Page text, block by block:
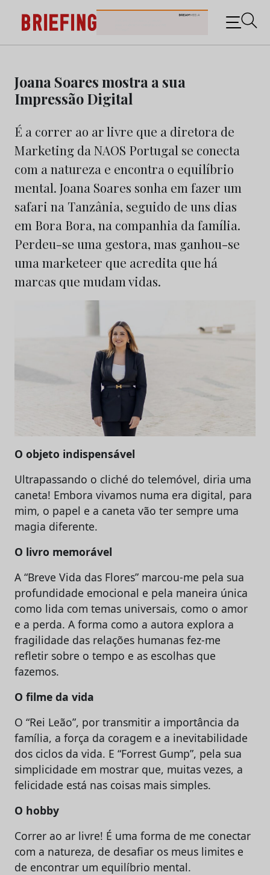
content
Briefing: Todas as notícias sobre os negócios do
Marketing e da Publicidade
Joana Soares mostra a sua
Impressão Digital
É a correr ao ar livre que a diretora de
Marketing da NAOS Portugal se conecta
com a natureza e encontra o equilíbrio
mental. Joana Soares sonha em fazer um
safari na Tanzânia, seguido de uns dias
em Bora Bora, na companhia da família.
Perdeu-se uma gestora, mas ganhou-se
uma marketeer que acredita que há
marcas que mudam vidas.
O objeto indispensável
Ultrapassando o cliché do telemóvel, diria uma
caneta! Embora vivamos numa era digital, para
mim, o papel e a caneta vão ter sempre uma
magia diferente.
O livro memorável
A “Breve Vida das Flores” marcou-me pela sua
profundidade emocional e pela maneira única
como lida com temas universais, como o amor
e a perda. A forma como a autora explora a
fragilidade das relações humanas fez-me
refletir sobre o tempo e as escolhas que
fazemos.
O filme da vida
O “Rei Leão”, por transmitir a importância da
família, a força da coragem e a inevitabilidade
dos ciclos da vida. E “Forrest Gump”, pela sua
simplicidade em mostrar que, muitas vezes, a
felicidade está nas coisas mais simples.
O hobby
Correr ao ar livre! É uma forma de me conectar
com a natureza, de desafiar os meus limites e
de encontrar um equilíbrio mental.